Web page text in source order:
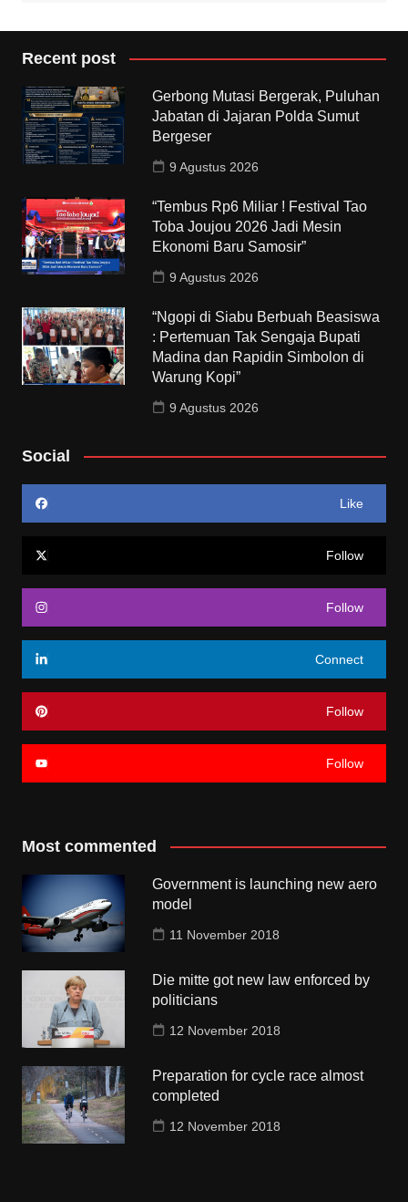
Recent post
Gerbong Mutasi Bergerak, Puluhan
Jabatan di Jajaran Polda Sumut
Bergeser
9 Agustus 2026
“Tembus Rp6 Miliar ! Festival Tao
Toba Joujou 2026 Jadi Mesin
Ekonomi Baru Samosir”
9 Agustus 2026
“Ngopi di Siabu Berbuah Beasiswa
: Pertemuan Tak Sengaja Bupati
Madina dan Rapidin Simbolon di
Warung Kopi”
9 Agustus 2026
Social
Like
Follow
Follow
Connect
Follow
Follow
Most commented
Government is launching new aero
model
11 November 2018
Die mitte got new law enforced by
politicians
12 November 2018
Preparation for cycle race almost
completed
12 November 2018